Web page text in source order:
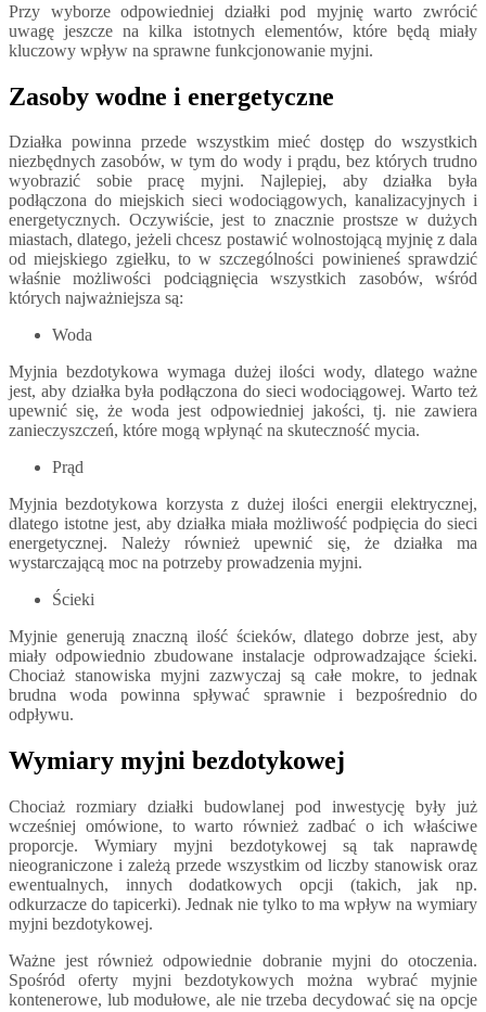
Przy wyborze odpowiedniej działki pod myjnię warto zwrócić
uwagę jeszcze na kilka istotnych elementów, które będą miały
kluczowy wpływ na sprawne funkcjonowanie myjni.
Zasoby wodne i energetyczne
Działka powinna przede wszystkim mieć dostęp do wszystkich
niezbędnych zasobów, w tym do wody i prądu, bez których trudno
wyobrazić sobie pracę myjni. Najlepiej, aby działka była
podłączona do miejskich sieci wodociągowych, kanalizacyjnych i
energetycznych. Oczywiście, jest to znacznie prostsze w dużych
miastach, dlatego, jeżeli chcesz postawić wolnostojącą myjnię z dala
od miejskiego zgiełku, to w szczególności powinieneś sprawdzić
właśnie możliwości podciągnięcia wszystkich zasobów, wśród
których najważniejsza są:
Woda
Myjnia bezdotykowa wymaga dużej ilości wody, dlatego ważne
jest, aby działka była podłączona do sieci wodociągowej. Warto też
upewnić się, że woda jest odpowiedniej jakości, tj. nie zawiera
zanieczyszczeń, które mogą wpłynąć na skuteczność mycia.
Prąd
Myjnia bezdotykowa korzysta z dużej ilości energii elektrycznej,
dlatego istotne jest, aby działka miała możliwość podpięcia do sieci
energetycznej. Należy również upewnić się, że działka ma
wystarczającą moc na potrzeby prowadzenia myjni.
Ścieki
Myjnie generują znaczną ilość ścieków, dlatego dobrze jest, aby
miały odpowiednio zbudowane instalacje odprowadzające ścieki.
Chociaż stanowiska myjni zazwyczaj są całe mokre, to jednak
brudna woda powinna spływać sprawnie i bezpośrednio do
odpływu.
Wymiary myjni bezdotykowej
Chociaż rozmiary działki budowlanej pod inwestycję były już
wcześniej omówione, to warto również zadbać o ich właściwe
proporcje. Wymiary myjni bezdotykowej są tak naprawdę
nieograniczone i zależą przede wszystkim od liczby stanowisk oraz
ewentualnych, innych dodatkowych opcji (takich, jak np.
odkurzacze do tapicerki). Jednak nie tylko to ma wpływ na wymiary
myjni bezdotykowej.
Ważne jest również odpowiednie dobranie myjni do otoczenia.
Spośród oferty myjni bezdotykowych można wybrać myjnie
kontenerowe, lub modułowe, ale nie trzeba decydować się na opcje